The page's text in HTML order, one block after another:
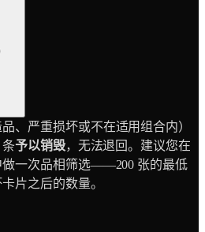
、严重损坏或不在适用组合内）
条予以销毁，无法退回。建议您在
做一次品相筛选——200 张的最低
片之后的数量。